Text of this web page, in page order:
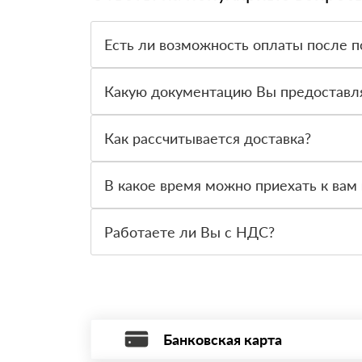
Есть ли возможность оплаты после
вправе от него отказаться.
Какую документацию Вы
Как рассчитывается доставка?
стоимости и сроков доставки, которые
В какое время можно приехать к вам
Работаете ли Вы с НДС?
Банковская карта